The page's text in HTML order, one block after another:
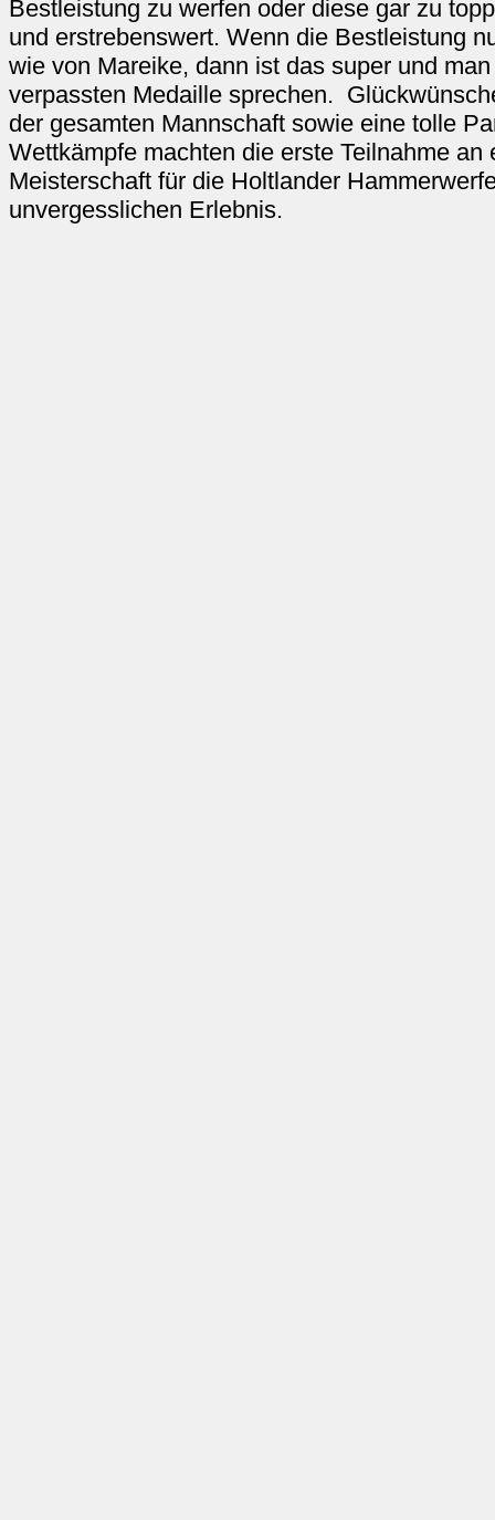
Bestleistung zu werfen oder diese gar zu
und erstrebenswert. Wenn die Bestleistung
wie von Mareike, dann ist das super und
verpassten Medaille sprechen.
der gesamten Mannschaft sowie eine tolle
Wettkämpfe machten die erste Teilnahme an
Meisterschaft für die Holtlander
unvergesslichen Erlebnis.